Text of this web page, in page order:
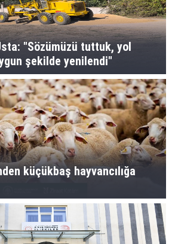
"Sözümüzü tuttuk, yol
şekilde yenilendi"
küçükbaş hayvancılığa